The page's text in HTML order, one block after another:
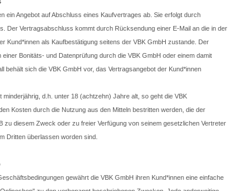
ein Angebot auf Abschluss eines Kaufvertrages ab. Sie erfolgt durch
Der Vertragsabschluss kommt durch Rücksendung einer E-Mail an die in der
Kund*innen als Kaufbestätigung seitens der VBK GmbH zustande. Der
Bonitäts- und Datenprüfung durch die VBK GmbH oder einem damit
behält sich die VBK GmbH vor, das Vertragsangebot der Kund*innen
minderjährig, d.h. unter 18 (achtzehn) Jahre alt, so geht die VBK
Kosten durch die Nutzung aus den Mitteln bestritten werden, die der
zu diesem Zweck oder zu freier Verfügung von seinem gesetzlichen Vertreter
Dritten überlassen worden sind.
gewährt die VBK GmbH ihren Kund*innen eine einfache